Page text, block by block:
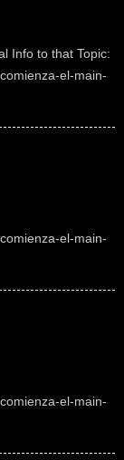
Info to that Topic:
el-main-
el-main-
el-main-